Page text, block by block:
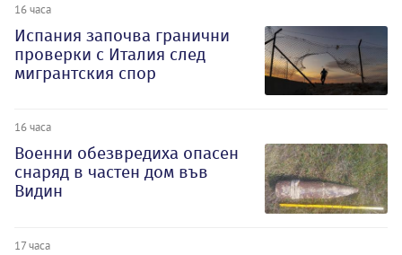
16 часа
Испания започва гранични
проверки с Италия след
мигрантския спор
16 часа
Военни обезвредиха опасен
снаряд в частен дом във
Видин
17 часа